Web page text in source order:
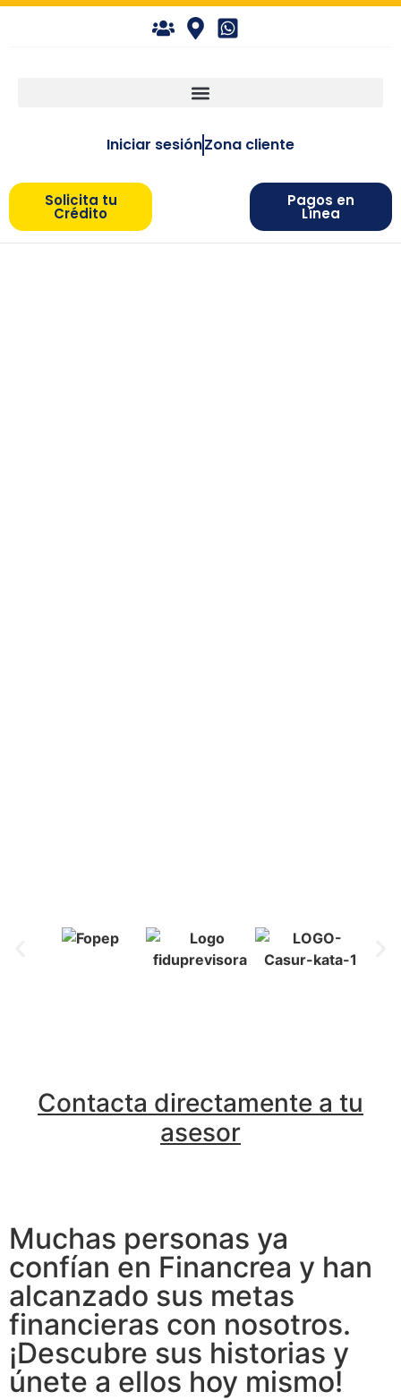
Iniciar sesiónZona cliente
Solicita tu
Crédito
Pagos en
Línea
Contacta directamente a tu
asesor
Muchas personas ya
confían en Financrea y han
alcanzado sus metas
financieras con nosotros.
¡Descubre sus historias y
únete a ellos hoy mismo!